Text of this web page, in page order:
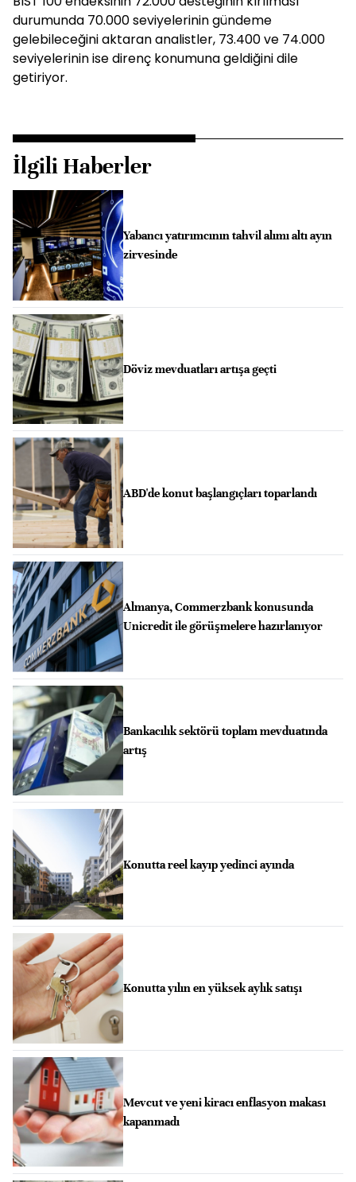
durumunda 70.000 seviyelerinin gündeme
gelebileceğini aktaran analistler, 73.400 ve 74.000
seviyelerinin ise direnç konumuna geldiğini dile
getiriyor.
İlgili Haberler
Yabancı yatırımcının tahvil alımı altı ayın
zirvesinde
Döviz mevduatları artışa geçti
ABD'de konut başlangıçları toparlandı
Almanya, Commerzbank konusunda
Unicredit ile görüşmelere hazırlanıyor
Bankacılık sektörü toplam mevduatında
artış
Konutta reel kayıp yedinci ayında
Konutta yılın en yüksek aylık satışı
Mevcut ve yeni kiracı enflasyon makası
kapanmadı